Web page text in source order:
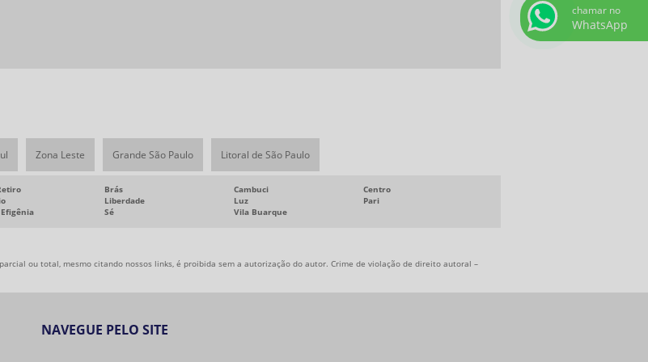
ARRUELA DE AJUSTE
ARRUELA DENTADA
Zona Leste Grande São Paulo Litoral de São Paulo
Brás Cambuci
Centro
Liberdade Luz
Pari
Sé Vila Buarque
ou total, mesmo citando nossos links, é proibida sem a autorização do autor. Crime de violação de direito autoral –
NAVEGUE PELO SITE
chamar no
WhatsApp